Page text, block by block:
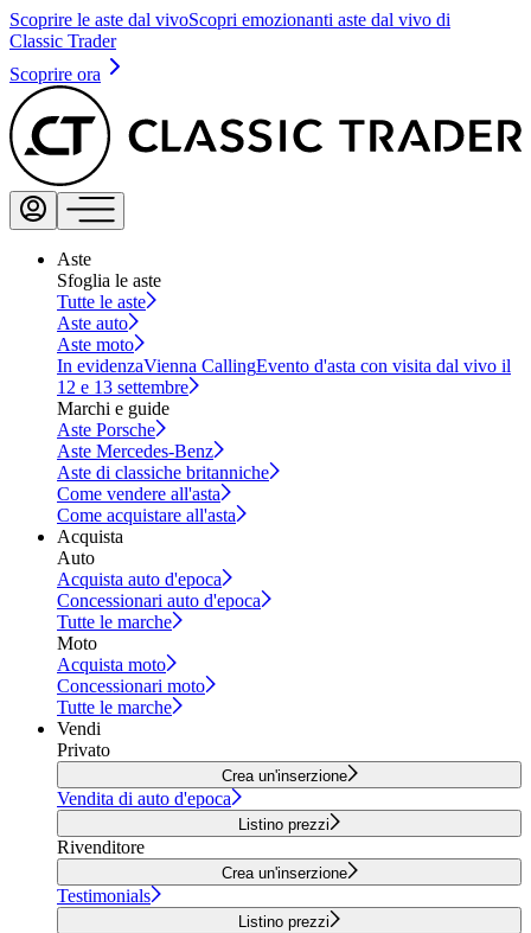
Scoprire le aste dal vivoScopri emozionanti aste dal vivo di
Classic Trader
Scoprire ora
Aste
Sfoglia le aste
Tutte le aste
Aste auto
Aste moto
In evidenzaVienna CallingEvento d'asta con visita dal vivo il
12 e 13 settembre
Marchi e guide
Aste Porsche
Aste Mercedes-Benz
Aste di classiche britanniche
Come vendere all'asta
Come acquistare all'asta
Acquista
Auto
Acquista auto d'epoca
Concessionari auto d'epoca
Tutte le marche
Moto
Acquista moto
Concessionari moto
Tutte le marche
Vendi
Privato
Crea un'inserzione
Vendita di auto d'epoca
Listino prezzi
Rivenditore
Crea un'inserzione
Testimonials
Listino prezzi